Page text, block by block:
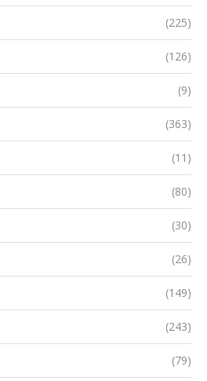
(225)
(126)
(9)
(363)
(11)
(80)
(30)
(26)
(149)
(243)
(79)